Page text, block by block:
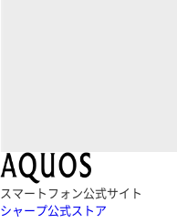
スマートフォン公式サイト
シャープ公式ストア